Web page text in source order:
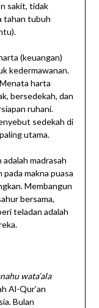
sakit, tidak
tahan tubuh
(keuangan)
kedermawanan.
harta
bersedekah, dan
ruhani.
sedekah di
utama.
adalah madrasah
makna puasa
Membangun
bersama,
teladan adalah
wata’ala
Al-Qur’an
Bulan